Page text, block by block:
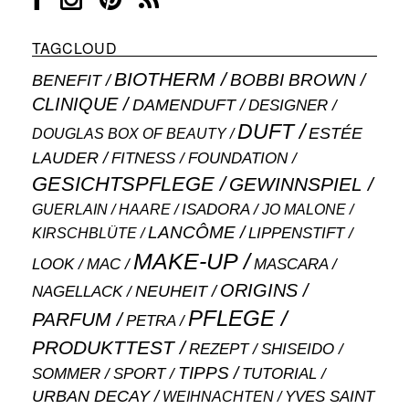
TAGCLOUD
BENEFIT BIOTHERM BOBBI BROWN
CLINIQUE DAMENDUFT DESIGNER
DOUGLAS BOX OF BEAUTY DUFT
ESTÉE
LAUDER
FITNESS FOUNDATION
GESICHTSPFLEGE GEWINNSPIEL
GUERLAIN HAARE ISADORA JO MALONE
KIRSCHBLÜTE LANCÔME LIPPENSTIFT
LOOK MAC MAKE-UP MASCARA
NAGELLACK NEUHEIT ORIGINS
PARFUM PETRA PFLEGE
PRODUKTTEST REZEPT SHISEIDO
SOMMER SPORT TIPPS TUTORIAL
URBAN DECAY WEIHNACHTEN
YVES SAINT